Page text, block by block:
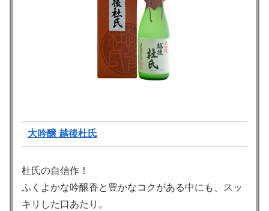
大吟醸 越後杜氏
杜氏の自信作！
ふくよかな吟醸香と豊かなコクがある中にも、スッ
キリした口あたり。